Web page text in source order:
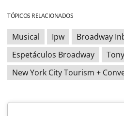
TÓPICOS RELACIONADOS
Musical Ipw Broadway
Espetáculos Broadway
New York City Tourism +